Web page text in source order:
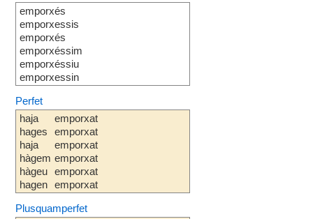
emporxés
emporxessis
emporxés
emporxéssim
emporxéssiu
emporxessin
Perfet
haja
hages
haja
hàgem
hàgeu
hagen
emporxat
emporxat
emporxat
emporxat
emporxat
emporxat
Plusquamperfet